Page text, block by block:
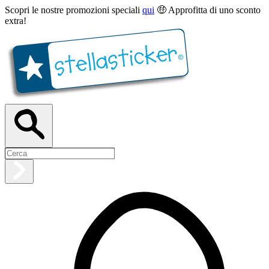
Scopri le nostre promozioni speciali qui 🤑 Approfitta di uno sconto
extra!